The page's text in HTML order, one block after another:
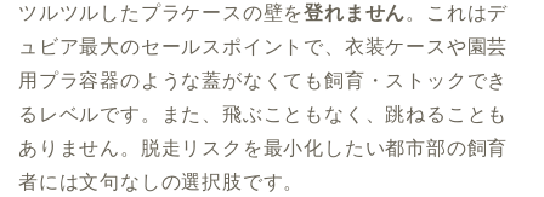
ツルツルしたプラケースの壁を登れません。これはデ
ュビア最大のセールスポイントで、衣装ケースや園芸
用プラ容器のような蓋がなくても飼育・ストックでき
るレベルです。また、飛ぶこともなく、跳ねることも
ありません。脱走リスクを最小化したい都市部の飼育
者には文句なしの選択肢です。